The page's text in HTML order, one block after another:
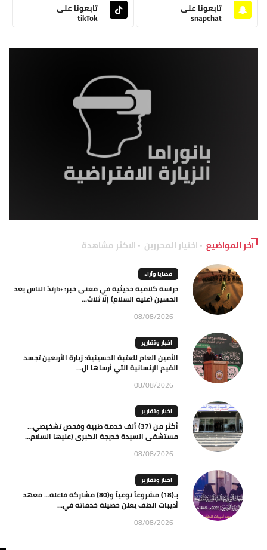
تابعونا على
snapchat
تابعونا على
tikTok
آخر المواضيع اختيار المحررين الاكثر مشاهدة
قضايا وآراء
دراسة كلامية حديثية في معنى خبر: «ارتدّ الناس بعد
الحسين (عليه السلام) إلّا ثلاث...
08/08/2026
اخبار وتقارير
الأمين العام للعتبة الحسينية: زيارة الأربعين تجسد
القيم الإنسانية التي أرساها ال...
08/08/2026
اخبار وتقارير
أكثر من (37) ألف خدمة طبية وفحص تشخيصي…
مستشفى السيدة خديجة الكبرى (عليها السلام...
08/08/2026
اخبار وتقارير
بـ(18) مشروعاً نوعياً و(80) مشاركة فاعلة… معهد
أديبات الطف يعلن حصيلة خدماته في...
08/08/2026